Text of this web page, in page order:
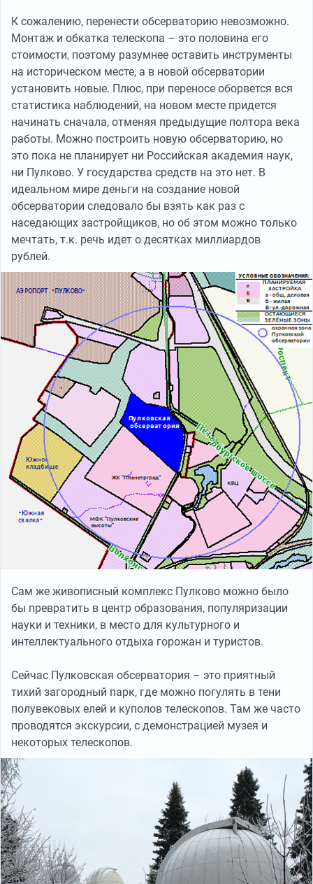
К сожалению, перенести обсерваторию невозможно.
Монтаж и обкатка телескопа – это половина его
стоимости, поэтому разумнее оставить инструменты
на историческом месте, а в новой обсерватории
установить новые. Плюс, при переносе оборвется вся
статистика наблюдений, на новом месте придется
начинать сначала, отменяя предыдущие полтора века
работы. Можно построить новую обсерваторию, но
это пока не планирует ни Российская академия наук,
ни Пулково. У государства средств на это нет. В
идеальном мире деньги на создание новой
обсерватории следовало бы взять как раз с
наседающих застройщиков, но об этом можно только
мечтать, т.к. речь идет о десятках миллиардов
рублей.
Сам же живописный комплекс Пулково можно было
бы превратить в центр образования, популяризации
науки и техники, в место для культурного и
интеллектуального отдыха горожан и туристов.
Сейчас Пулковская обсерватория – это приятный
тихий загородный парк, где можно погулять в тени
полувековых елей и куполов телескопов. Там же часто
проводятся экскурсии, с демонстрацией музея и
некоторых телескопов.